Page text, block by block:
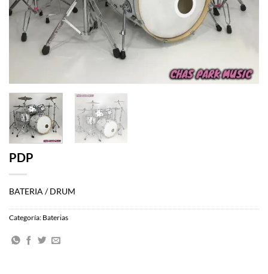
PDP
BATERIA / DRUM
Categoría: Baterias